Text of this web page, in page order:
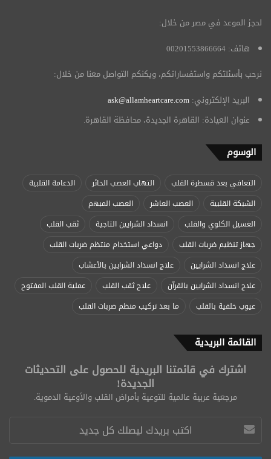
لحجز الموعد في مصر من خلال:
هاتف: 00201553866664
نرحب بأسئلتكم واستفساراتكم، ويكنكم التواصل معنا من خلال:
البريد الإلكتروني: ask@allamheartcare.com
عنوان العيادة: القاهرة الجديدة، محافظة القاهرة.
الوسوم
التعافي بعد قسطرة القلب التهاب العصب الحائر
الدعامة القلبية
الشبكة القلبية
العصب العاشر
العصب المبهم
الغسيل الكلوي والقلب
انسداد الشرايين التاجية
ثقب القلب
جهاز تنظيم ضربات القلب
دواعي استخدام منتظم ضربات القلب
علاج انسداد الشرايين
علاج انسداد الشرايين بالأعشاب
علاج انسداد الشرايين بالقرآن
علاج ثقب القلب
عملية القلب المفتوح
عيوب خلقية بالقلب
ما بعد تركيب منظم ضربات القلب
القائمة البريدية
اشترك في قائمتنا البريدية للحصول على التحديثات
الجديدة!
مرجعية عربية عالمية للتوعية بأمراض القلب والأوعية الدموية.